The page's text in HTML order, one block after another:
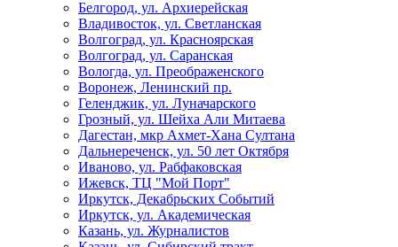
Белгород, ул. Архиерейская
Владивосток, ул. Светланская
Волгоград, ул. Красноярская
Волгоград, ул. Саранская
Вологда, ул. Преображенского
Воронеж, Ленинский пр.
Геленджик, ул. Луначарского
Грозный, ул. Шейха Али Митаева
Дагестан, мкр Ахмет-Хана Султана
Дальнереченск, ул. 50 лет Октября
Иваново, ул. Рабфаковская
Ижевск, ТЦ "Мой Порт"
Иркутск, Декабрьских Событий
Иркутск, ул. Академическая
Казань, ул. Журналистов